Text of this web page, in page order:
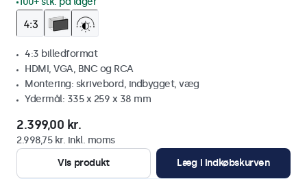
4:3 billedformat
HDMI, VGA, BNC og RCA
Montering: skrivebord, indbygget, væg
Ydermål: 335 x 259 x 38 mm
2.399,00 kr.
2.998,75 kr. inkl. moms
Vis produkt
Læg i indkøbskurven